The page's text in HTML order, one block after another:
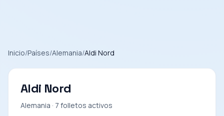
Inicio/Países/Alemania/Aldi Nord
Aldi Nord
Alemania · 7 folletos activos